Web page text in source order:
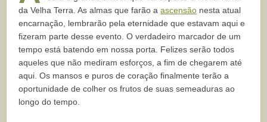
da Velha Terra. As almas que farão aascensão nesta atual
encarnação, lembrarão pela eternidade que estavam aqui e
fizeram parte desse evento. O verdadeiro marcador de um
tempo está batendo em nossa porta. Felizes serão todos
aqueles que não mediram esforços, a fim de chegarem até
aqui. Os mansos e puros de coração finalmente terão a
oportunidade de colher os frutos de suas semeaduras ao
longo do tempo.